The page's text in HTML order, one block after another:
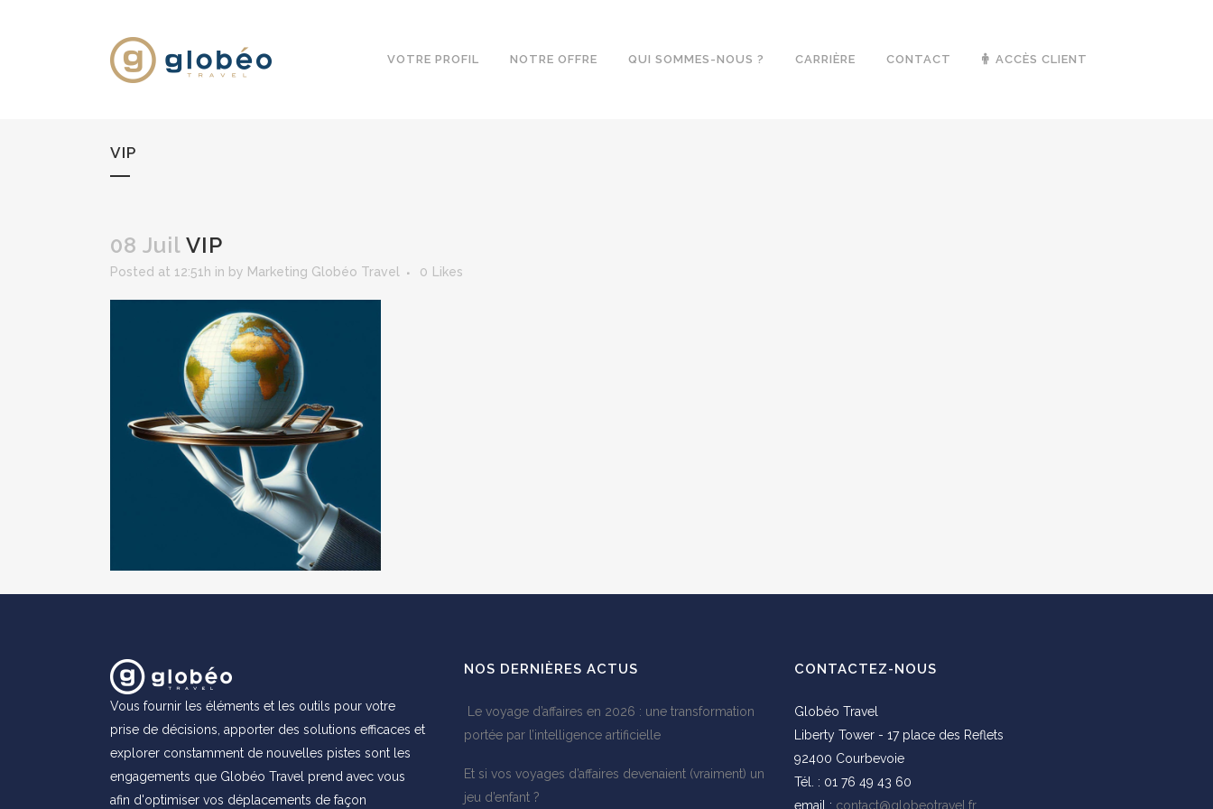
VOTRE PROFIL NOTRE OFFRE QUI SOMMES-NOUS ? CARRIÈRE CONTACT ACCÈS CLIENT
VIP
08 Juil VIP
Posted at 12:51h in by Marketing Globéo Travel 0 Likes
Vous fournir les éléments et les outils pour votre
prise de décisions, apporter des solutions efficaces et
explorer constamment de nouvelles pistes sont les
engagements que Globéo Travel prend avec vous
afin d'optimiser vos déplacements de façon
NOS DERNIÈRES ACTUS
Le voyage d’affaires en 2026 : une transformation
portée par l’intelligence artificielle
Et si vos voyages d’affaires devenaient (vraiment) un
jeu d’enfant ?
CONTACTEZ-NOUS
Globéo Travel
Liberty Tower - 17 place des Reflets
92400 Courbevoie
Tél. : 01 76 49 43 60
email : contact@globeotravel.fr